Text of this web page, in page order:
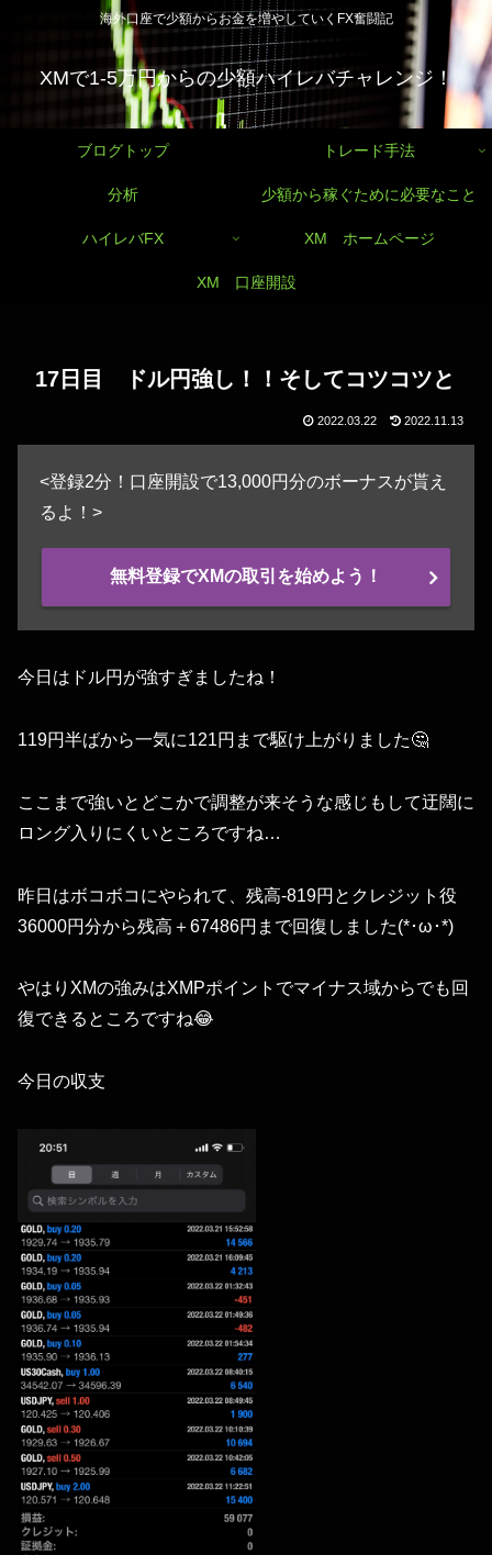
海外口座で少額からお金を増やしていくFX奮闘記
XMで1-5万円からの少額ハイレバチャレンジ！
ブログトップ トレード手法
分析 少額から稼ぐために必要なこと
ハイレバFX XM ホームページ
XM 口座開設
17日目 ドル円強し！！そしてコツコツと
2022.03.22 2022.11.13
<登録2分！口座開設で13,000円分のボーナスが貰え
るよ！>
無料登録でXMの取引を始めよう！
今日はドル円が強すぎましたね！
119円半ばから一気に121円まで駆け上がりました🤔
ここまで強いとどこかで調整が来そうな感じもして迂闊に
ロング入りにくいところですね…
昨日はボコボコにやられて、残高-819円とクレジット役
36000円分から残高＋67486円まで回復しました(*･ω･*)
やはりXMの強みはXMPポイントでマイナス域からでも回
復できるところですね😂
今日の収支